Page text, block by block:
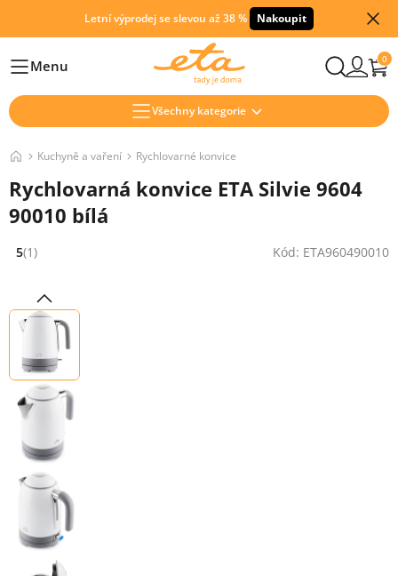
Letní výprodej se slevou až 38 % Nakoupit
HlavníMenu 0
Všechny kategorie
Kuchyně a vaření Rychlovarné konvice
Rychlovarná konvice ETA Silvie 9604
90010 bílá
Hodnocení: 5 z 5 (1 recenzí)
5(1) Kód: ETA960490010